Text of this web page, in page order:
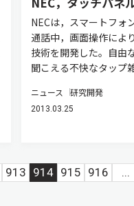
NECは，スマートフォ
通話中，画面操作によ
技術を開発した。自由
聞こえる不快なタップ
ニュース 研究開発
2013.03.25
913 914 915 916 ...